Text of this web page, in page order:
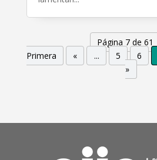
Página 7 de 61
Primera
« ... 5 6
»